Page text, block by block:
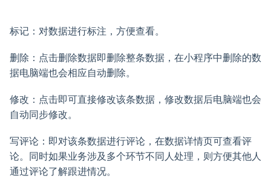
标记：对数据进行标注，方便查看。
删除：点击删除数据即删除整条数据，在小程序中删除的数
据电脑端也会相应自动删除。
修改：点击即可直接修改该条数据，修改数据后电脑端也会
自动同步修改。
写评论：即对该条数据进行评论，在数据详情页可查看评
论。同时如果业务涉及多个环节不同人处理，则方便其他人
通过评论了解跟进情况。